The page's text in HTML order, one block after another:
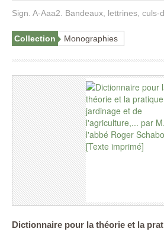
Sign. A-Aaa2. Bandeaux, lettrines, culs-
Collection Monographies
Dictionnaire pour la théorie et la